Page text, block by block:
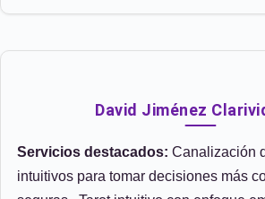
David Jiménez
Servicios destacados: Canalización
intuitivos para tomar decisiones más